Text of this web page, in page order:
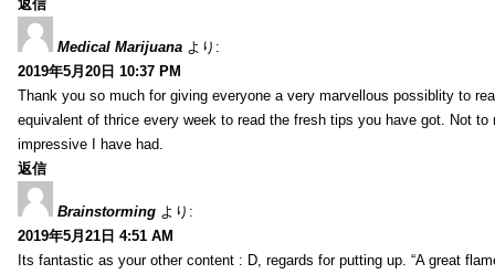
返信
Medical Marijuana より:
2019年5月20日 10:37 PM
Thank you so much for giving everyone a very marvellous possiblity to
equivalent of thrice every week to read the fresh tips you have got. Not
impressive I have had.
返信
Brainstorming より:
2019年5月21日 4:51 AM
Its fantastic as your other content : D, regards for putting up. “A great